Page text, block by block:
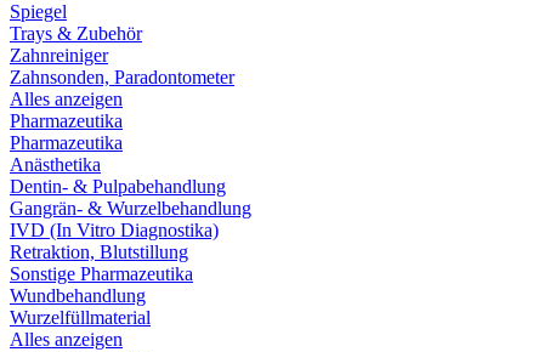
Spiegel
Trays & Zubehör
Zahnreiniger
Zahnsonden, Paradontometer
Alles anzeigen
Pharmazeutika
Pharmazeutika
Anästhetika
Dentin- & Pulpabehandlung
Gangrän- & Wurzelbehandlung
IVD (In Vitro Diagnostika)
Retraktion, Blutstillung
Sonstige Pharmazeutika
Wundbehandlung
Wurzelfüllmaterial
Alles anzeigen